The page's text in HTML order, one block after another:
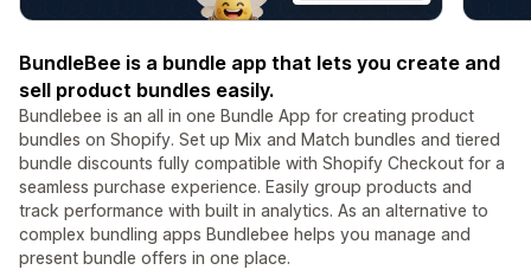
BundleBee is a bundle app that lets you create and
sell product bundles easily.
Bundlebee is an all in one Bundle App for creating product
bundles on Shopify. Set up Mix and Match bundles and tiered
bundle discounts fully compatible with Shopify Checkout for a
seamless purchase experience. Easily group products and
track performance with built in analytics. As an alternative to
complex bundling apps Bundlebee helps you manage and
present bundle offers in one place.